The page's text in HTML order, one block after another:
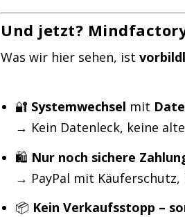
Und jetzt?
Was wir hier sehen, ist
🔐 Systemwechsel mit
→ Kein Datenleck, keine
🛍️ Nur noch sichere
→ PayPal mit
📦 Kein Verkaufsstopp –